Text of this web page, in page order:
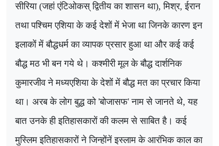
सीरिया (जहां एंटिओकस् द्वितीय का शासन था),मिश्र,ईरान
तथा पश्चिम एशिया के कई देशों में भेजा था जिनके कारण इन
इलाकों में बौद्धधर्म का व्यापक प्रसार हुआ था और कई कई
बौद्ध मठ भी बन गये थे। कश्मीरी मूल के बौद्ध दार्शनिक
कुमारजीव ने मध्यएशिया के देशों में बौद्ध मत का प्रचार किया
था। अरब के लोग बुद्ध को'बोजासफ'नाम से जानते थे,यह
बात उनके ही इतिहासकारों की कलम से साबित है। कई
मुस्लिम इतिहासकारों ने जिन्होंनें इस्लाम के आरंभिक काल का